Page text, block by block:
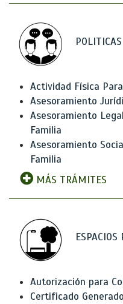
Actividad Física
Asesoramiento
Asesoramiento
Familia
Asesoramiento
Familia
MÁS TRÁMITES
Autorización para
Certificado